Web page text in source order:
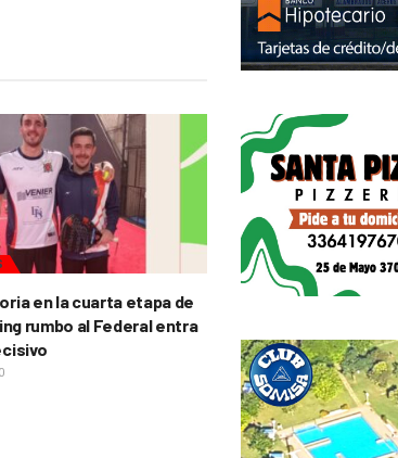
en la cuarta etapa de
rumbo al Federal entra